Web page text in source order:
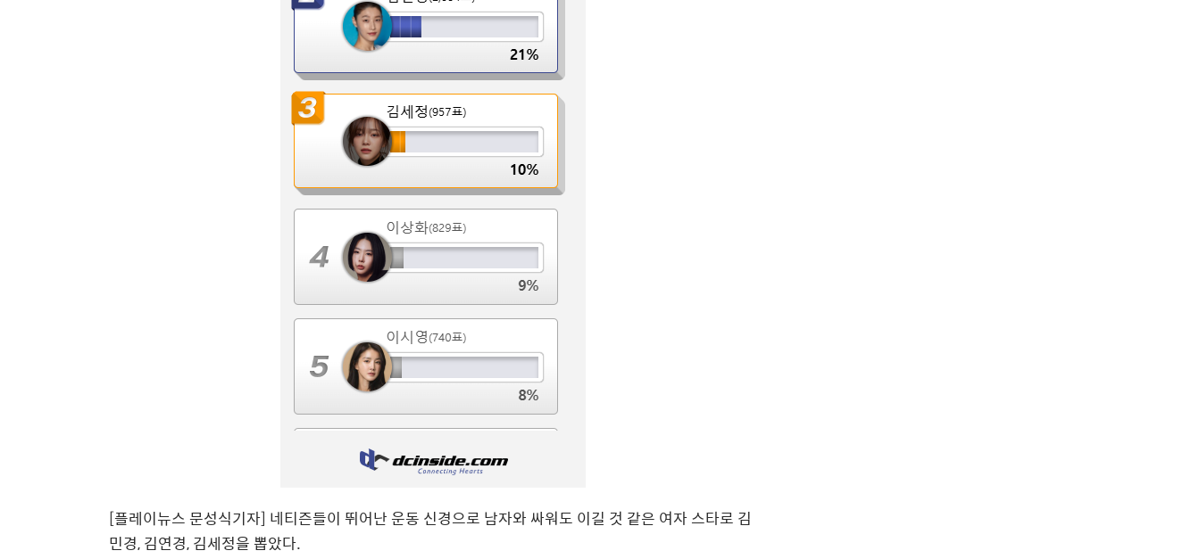
[플레이뉴스 문성식기자] 네티즌들이 뛰어난 운동 신경으로 남자와 싸워도 이길 것 같은 여자 스타로 김
민경, 김연경, 김세정을 뽑았다.